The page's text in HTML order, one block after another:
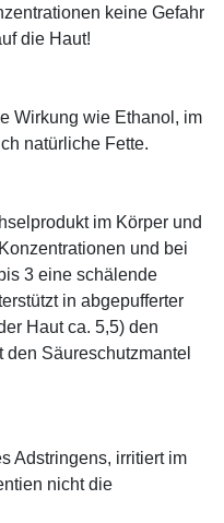
keine Gefahr
die Haut!
Wirkung wie Ethanol, im
natürliche Fette.
im Körper und
und bei
3 eine schälende
in abgepufferter
Haut ca. 5,5) den
Säureschutzmantel
Adstringens, irritiert im
nicht die